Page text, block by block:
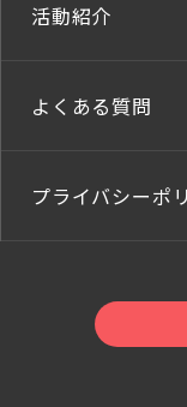
活動紹介
よくある質問
プライバシーポ